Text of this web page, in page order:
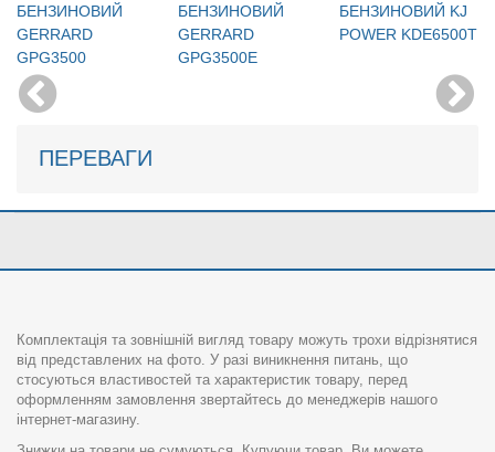
БЕНЗИНОВИЙ
GERRARD
GPG3500
БЕНЗИНОВИЙ
GERRARD
GPG3500E
БЕНЗИНОВИЙ KJ
POWER KDE6500T
ПЕРЕВАГИ
Комплектація та зовнішній вигляд товару можуть трохи відрізнятися
від представлених на фото. У разі виникнення питань, що
стосуються властивостей та характеристик товару, перед
оформленням замовлення звертайтесь до менеджерів нашого
інтернет-магазину.